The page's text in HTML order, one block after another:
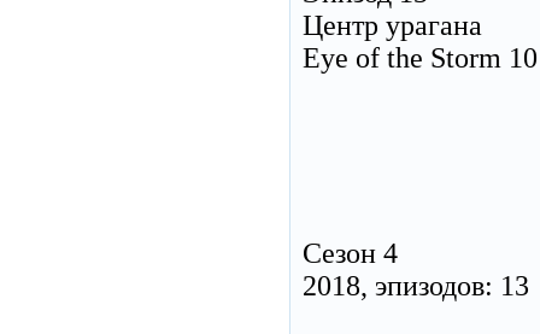
Центр урагана
Eye of the Storm
Сезон 4
2018, эпизодов: 13